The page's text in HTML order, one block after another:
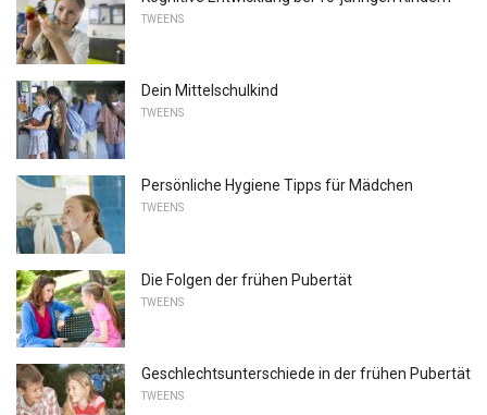
TWEENS
Dein Mittelschulkind
TWEENS
Persönliche Hygiene Tipps für Mädchen
TWEENS
Die Folgen der frühen Pubertät
TWEENS
Geschlechtsunterschiede in der frühen Pubertät
TWEENS